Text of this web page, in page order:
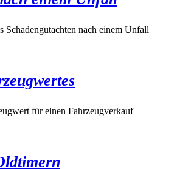
Schadengutachten nach einem Unfall
für einen Fahrzeugverkauf